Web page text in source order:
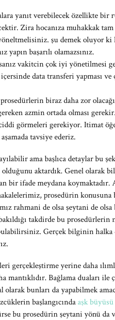
yanıt verebilecek özellikte bir
Zira hocanıza muhakkak
şu demek oluyor ki
yapın başarılı olamazsınız.
vakitcin çok iyi yönetilmesi
data transferi yapması
biraz daha zor
azmin ortada olması
görmeleri gerekiyor. Itimat
tavsiye ederiz.
ama başlıca detaylar bu
olduğunu aktardık. Genel olarak
bir ifade meydana
prosedürin konusuna
rahmani de olsa şeytani de
takdirde bu prosedürlerin
Gerçek bilginin halka
gerçekleştirme yerine daha
mantıklıdır. Bağlama duaları
olarak bunları da yapabilmek
başlangıcındaaşk büyüsü
bu prosedürin şeytani yönü da